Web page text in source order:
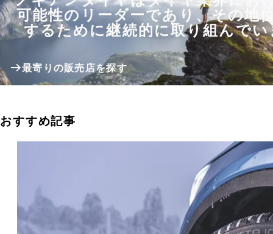
可能性のリーダーであり、その地
するために継続的に取り組んでい
最寄りの販売店を探す
おすすめ記事